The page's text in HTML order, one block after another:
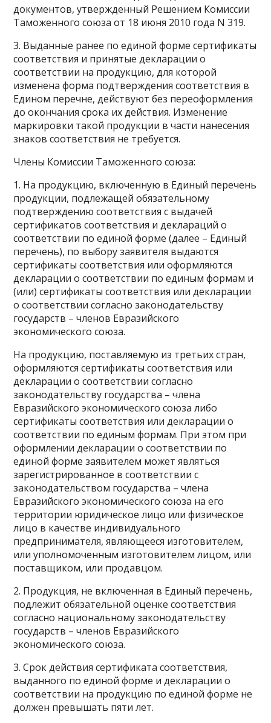
документов, утвержденный Решением Комиссии
Таможенного союза от 18 июня 2010 года N 319.
3. Выданные ранее по единой форме сертификаты
соответствия и принятые декларации о
соответствии на продукцию, для которой
изменена форма подтверждения соответствия в
Едином перечне, действуют без переоформления
до окончания срока их действия. Изменение
маркировки такой продукции в части нанесения
знаков соответствия не требуется.
Члены Комиссии Таможенного союза:
1. На продукцию, включенную в Единый перечень
продукции, подлежащей обязательному
подтверждению соответствия с выдачей
сертификатов соответствия и деклараций о
соответствии по единой форме (далее – Единый
перечень), по выбору заявителя выдаются
сертификаты соответствия или оформляются
декларации о соответствии по единым формам и
(или) сертификаты соответствия или декларации
о соответствии согласно законодательству
государств – членов Евразийского
экономического союза.
На продукцию, поставляемую из третьих стран,
оформляются сертификаты соответствия или
декларации о соответствии согласно
законодательству государства – члена
Евразийского экономического союза либо
сертификаты соответствия или декларации о
соответствии по единым формам. При этом при
оформлении декларации о соответствии по
единой форме заявителем может являться
зарегистрированное в соответствии с
законодательством государства – члена
Евразийского экономического союза на его
территории юридическое лицо или физическое
лицо в качестве индивидуального
предпринимателя, являющееся изготовителем,
или уполномоченным изготовителем лицом, или
поставщиком, или продавцом.
2. Продукция, не включенная в Единый перечень,
подлежит обязательной оценке соответствия
согласно национальному законодательству
государств – членов Евразийского
экономического союза.
3. Срок действия сертификата соответствия,
выданного по единой форме и декларации о
соответствии на продукцию по единой форме не
должен превышать пяти лет.